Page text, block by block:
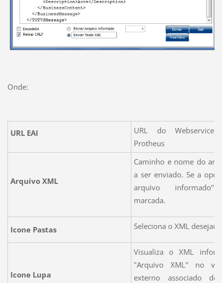
Onde:
URL EAI
URL do
Protheus
Arquivo XML
Caminho e nome do
a ser enviado. Se a
arquivo informado"
marcada.
Icone Pastas Seleciona o XML desejado
Icone Lupa
Visualiza o XML
"Arquivo XML" no
externo associado do